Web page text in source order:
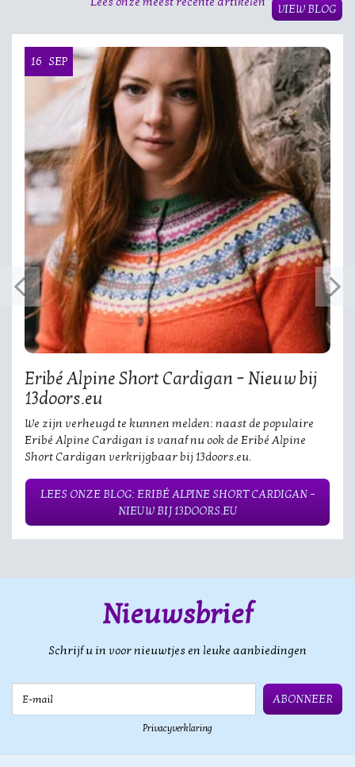
VIEW BLOG
16 SEP
Eribé Alpine Short Cardigan – Nieuw bij
13doors.eu
We zijn verheugd te kunnen melden: naast de populaire
Eribé Alpine Cardigan is vanaf nu ook de Eribé Alpine
Short Cardigan verkrijgbaar bij 13doors.eu.
LEES ONZE BLOG: ERIBÉ ALPINE SHORT CARDIGAN –
NIEUW BIJ 13DOORS.EU
Nieuwsbrief
Schrijf u in voor nieuwtjes en leuke aanbiedingen
ABONNEER
Privacyverklaring